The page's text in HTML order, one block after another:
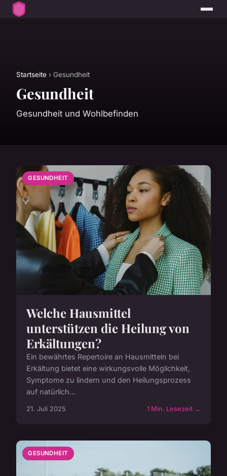
Startseite › Gesundheit
Gesundheit
Gesundheit und Wohlbefinden
GESUNDHEIT
Welche Hausmittel
unterstützen die Heilung von
Erkältungen?
Ein bewährtes Repertoire an Hausmitteln bei
Erkältung bietet eine wirkungsvolle Möglichkeit,
Symptome zu lindern und den Heilungsprozess
auf natürlich...
21. Juli 2025 1 Min. Lesezeit →
GESUNDHEIT